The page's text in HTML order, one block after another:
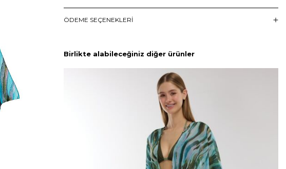
ÖDEME SEÇENEKLERI
Birlikte alabileceğiniz diğer ürünler